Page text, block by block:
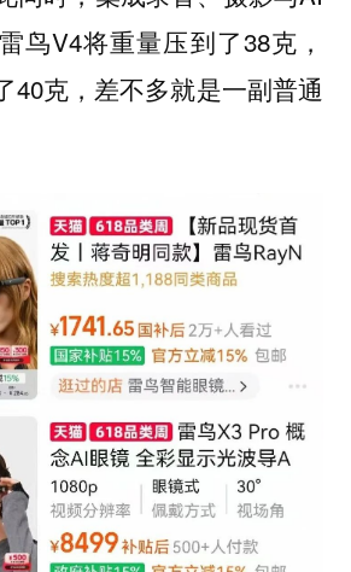
鸟V4将重量压到了38克，
克， 差不多就是一副普通